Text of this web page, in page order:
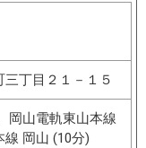
丁目２１－１５
岡山電軌東山本線
線 岡山 (10分)